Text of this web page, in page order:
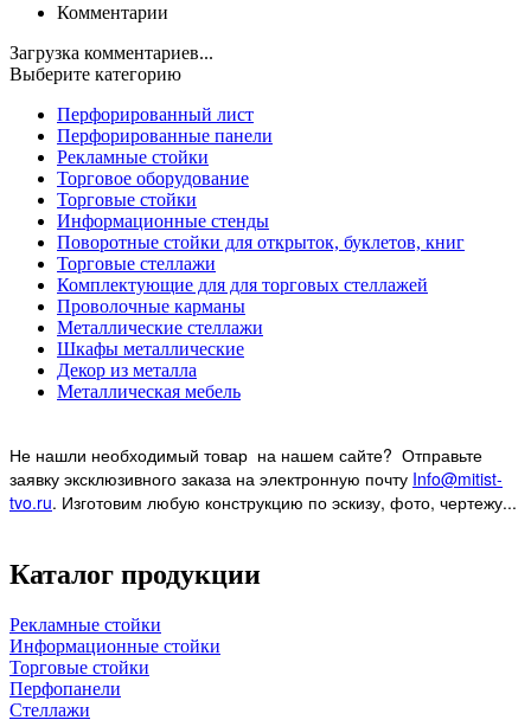
Комментарии
Загрузка комментариев...
Выберите категорию
Перфорированный лист
Перфорированные панели
Рекламные стойки
Торговое оборудование
Торговые стойки
Информационные стенды
Поворотные стойки для открыток, буклетов, книг
Торговые стеллажи
Комплектующие для для торговых стеллажей
Проволочные карманы
Металлические стеллажи
Шкафы металлические
Декор из металла
Металлическая мебель
Не нашли необходимый товар на нашем сайте? Отправьте
заявку эксклюзивного заказа на электронную почту Info@mitist-
tvo.ru. Изготовим любую конструкцию по эскизу, фото, чертежу...
Каталог продукции
Рекламные стойки
Информационные стойки
Торговые стойки
Перфопанели
Стеллажи